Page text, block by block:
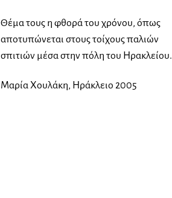
Θέμα τους η φθορά του χρόνου, όπως
αποτυπώνεται στους τοίχους παλιών
σπιτιών μέσα στην πόλη του Ηρακλείου.
Μαρία Χουλάκη, Ηράκλειο 2005